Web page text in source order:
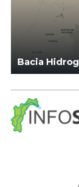
Bacia